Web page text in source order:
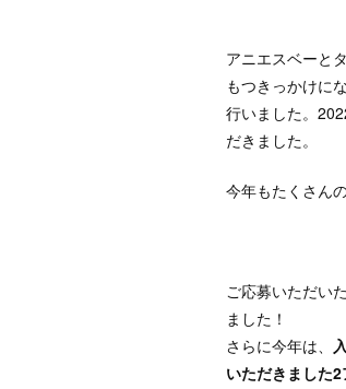
アニエスベーと
もつきっかけに
行いました。
だきました。
今年もたくさん
ご応募いただい
ました！
さらに今年は、
いただきました2